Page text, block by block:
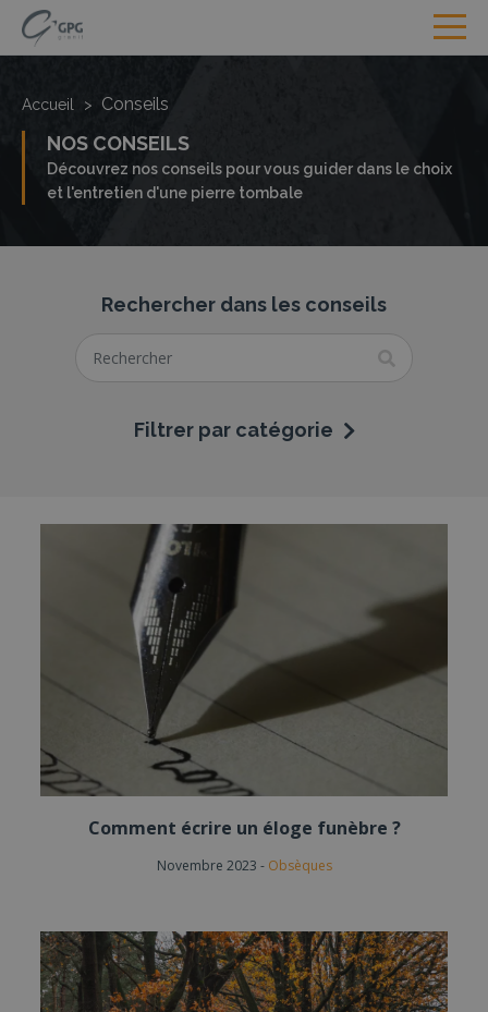
Accueil > Conseils
NOS CONSEILS
Découvrez nos conseils pour vous guider dans le choix
et l'entretien d'une pierre tombale
Rechercher dans les conseils
Filtrer par catégorie
Comment écrire un éloge funèbre ?
Novembre 2023 - Obsèques